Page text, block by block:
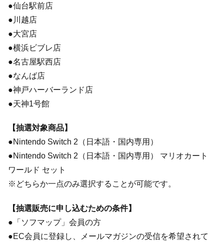
●仙台駅前店
●川越店
●大宮店
●横浜ビブレ店
●名古屋駅西店
●なんば店
●神戸ハーバーランド店
●天神1号館
【抽選対象商品】
●Nintendo Switch 2（日本語・国内専用）
●Nintendo Switch 2（日本語・国内専用） マリオカート
ワールド セット
※どちらか一点のみ選択することが可能です。
【抽選販売に申し込むための条件】
●「ソフマップ」会員の方
●EC会員に登録し、メールマガジンの受信を希望されて